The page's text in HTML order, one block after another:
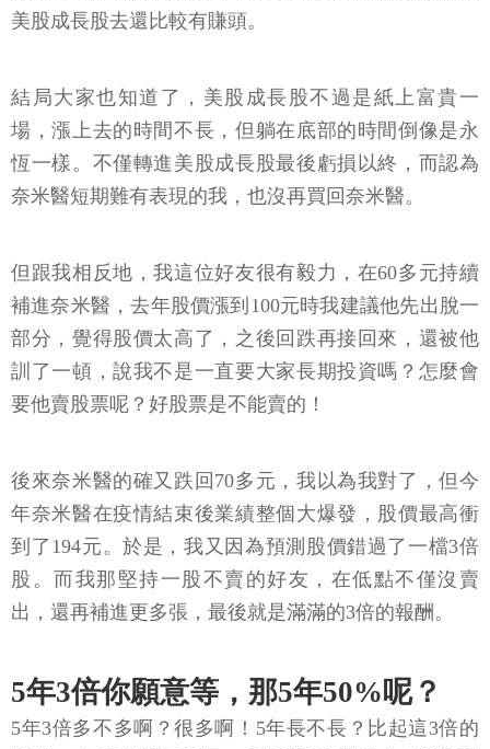
美股成長股去還比較有賺頭。
結局大家也知道了，美股成長股不過是紙上富貴一
場，漲上去的時間不長，但躺在底部的時間倒像是永
恆一樣。不僅轉進美股成長股最後虧損以終，而認為
奈米醫短期難有表現的我，也沒再買回奈米醫。
但跟我相反地，我這位好友很有毅力，在60多元持續
補進奈米醫，去年股價漲到100元時我建議他先出脫一
部分，覺得股價太高了，之後回跌再接回來，還被他
訓了一頓，說我不是一直要大家長期投資嗎？怎麼會
要他賣股票呢？好股票是不能賣的！
後來奈米醫的確又跌回70多元，我以為我對了，但今
年奈米醫在疫情結束後業績整個大爆發，股價最高衝
到了194元。於是，我又因為預測股價錯過了一檔3倍
股。而我那堅持一股不賣的好友，在低點不僅沒賣
出，還再補進更多張，最後就是滿滿的3倍的報酬。
5年3倍你願意等，那5年50%呢？
5年3倍多不多啊？很多啊！5年長不長？比起這3倍的